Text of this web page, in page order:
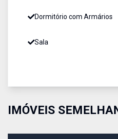
Dormitório com Armários
Sala
IMÓVEIS